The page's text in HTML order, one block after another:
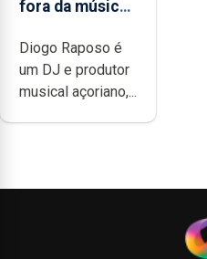
fora da música
noção do quão
difícil é
produzir uma
música”
Diogo Raposo é
um DJ e produtor
musical açoriano,...